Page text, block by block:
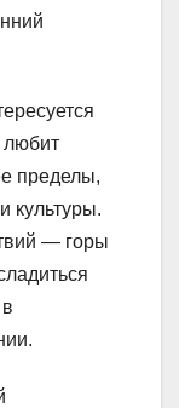
любит
пределы,
культуры.
— горы